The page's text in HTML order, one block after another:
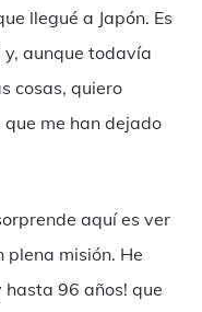
llegué a Japón. Es
y, aunque todavía
cosas, quiero
me han dejado
aquí es ver
misión. He
hasta 96 años! que